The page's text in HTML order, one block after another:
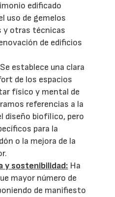
edificado
uso de gemelos
y otras técnicas
de edificios
Se establece una clara
de los espacios
físico y mental de
referencias a la
diseño biofílico, pero
para la
o la mejora de la
y sostenibilidad: Ha
mayor número de
de manifiesto